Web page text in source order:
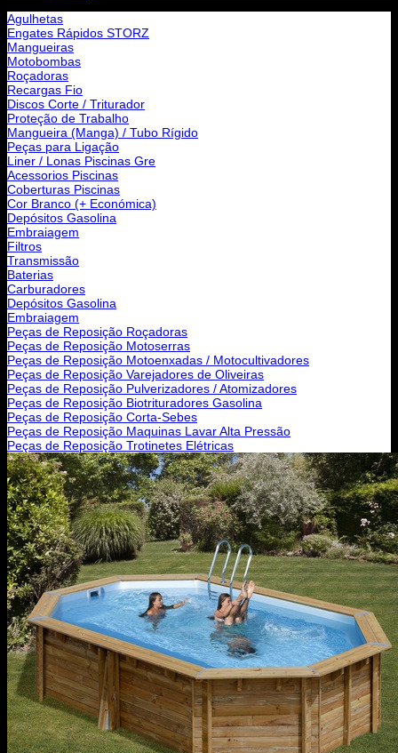
Agulhetas
Engates Rápidos STORZ
Mangueiras
Motobombas
Roçadoras
Recargas Fio
Discos Corte / Triturador
Proteção de Trabalho
Mangueira (Manga) / Tubo Rígido
Peças para Ligação
Liner / Lonas Piscinas Gre
Acessorios Piscinas
Coberturas Piscinas
Cor Branco (+ Económica)
Depósitos Gasolina
Embraiagem
Filtros
Transmissão
Baterias
Carburadores
Depósitos Gasolina
Embraiagem
Peças de Reposição Roçadoras
Peças de Reposição Motoserras
Peças de Reposição Motoenxadas / Motocultivadores
Peças de Reposição Varejadores de Oliveiras
Peças de Reposição Pulverizadores / Atomizadores
Peças de Reposição Biotrituradores Gasolina
Peças de Reposição Corta-Sebes
Peças de Reposição Maquinas Lavar Alta Pressão
Peças de Reposição Trotinetes Elétricas